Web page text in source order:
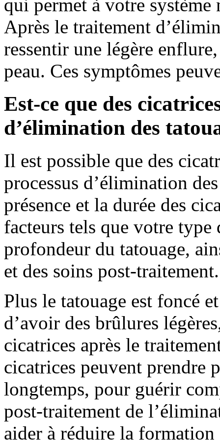
qui permet à votre
Après le traitement
ressentir une légère
peau. Ces symptômes
Est-ce que des
d’élimination des
Il est possible que des
processus d’élimination
présence et la durée des
facteurs tels que votre
profondeur du tatouage,
et des soins post-traitement.
Plus le tatouage est foncé
d’avoir des brûlures
cicatrices après le
cicatrices peuvent prendre
longtemps, pour guérir
post-traitement de
aider à réduire la formation